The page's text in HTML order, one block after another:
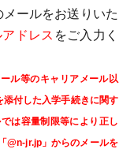
ールをお送りいた
ドレス をご入力く
ル等のキャリアメール以
付した入学手続きに関す
は容量制限等により正し
@n-jr.jp」からのメールを